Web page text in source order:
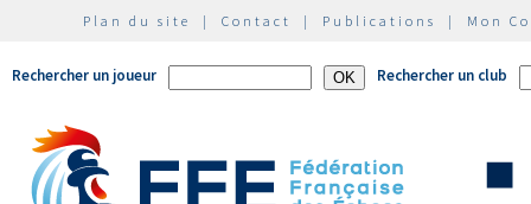
Plan du site | Contact | Publications | Mon
Rechercher un joueur Rechercher un club